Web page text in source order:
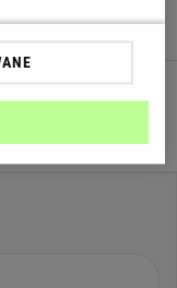
0.0 mg
0.0 mg